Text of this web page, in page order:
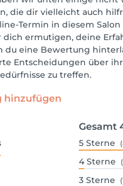
die dir vielleicht auch
Termin in diesem
ermutigen, deine
du eine Bewertung
Entscheidungen über
zu treffen.
hinzufügen
Gesamt
5 Sterne
4 Sterne
3 Sterne